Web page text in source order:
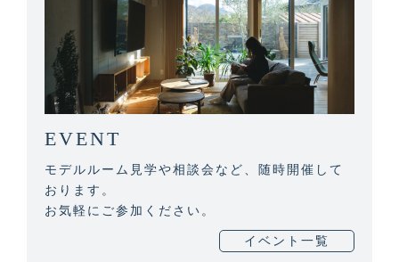
EVENT
モデルルーム見学や相談会など、随時開催して
おります。
お気軽にご参加ください。
イベント一覧